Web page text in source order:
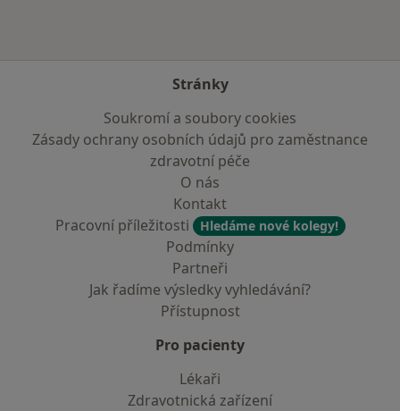
Stránky
Soukromí a soubory cookies
Zásady ochrany osobních údajů pro zaměstnance
zdravotní péče
O nás
Kontakt
Pracovní příležitosti
Hledáme nové kolegy!
Podmínky
Partneři
Jak řadíme výsledky vyhledávání?
Přístupnost
Pro pacienty
Lékaři
Zdravotnická zařízení